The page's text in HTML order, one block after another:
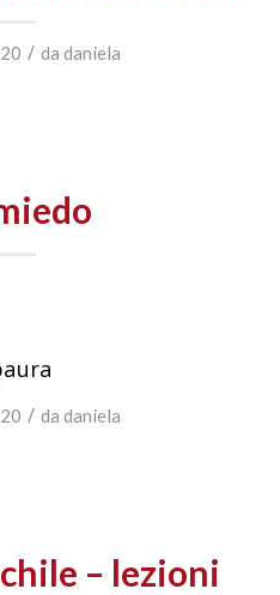
/ dadaniela
/ dadaniela
– lezioni